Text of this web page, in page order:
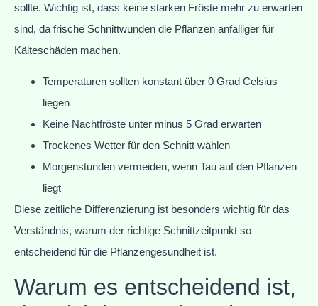
sollte. Wichtig ist, dass keine starken Fröste mehr zu erwarten
sind, da frische Schnittwunden die Pflanzen anfälliger für
Kälteschäden machen.
Temperaturen sollten konstant über 0 Grad Celsius
liegen
Keine Nachtfröste unter minus 5 Grad erwarten
Trockenes Wetter für den Schnitt wählen
Morgenstunden vermeiden, wenn Tau auf den Pflanzen
liegt
Diese zeitliche Differenzierung ist besonders wichtig für das
Verständnis, warum der richtige Schnittzeitpunkt so
entscheidend für die Pflanzengesundheit ist.
Warum es entscheidend ist,